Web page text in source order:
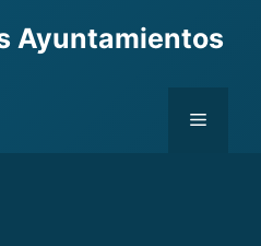
Ayuntamientos
Menu